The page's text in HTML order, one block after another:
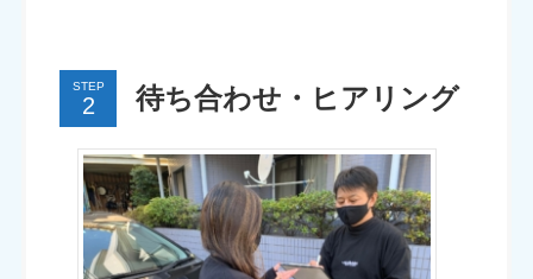
STEP 待ち合わせ・ヒアリング